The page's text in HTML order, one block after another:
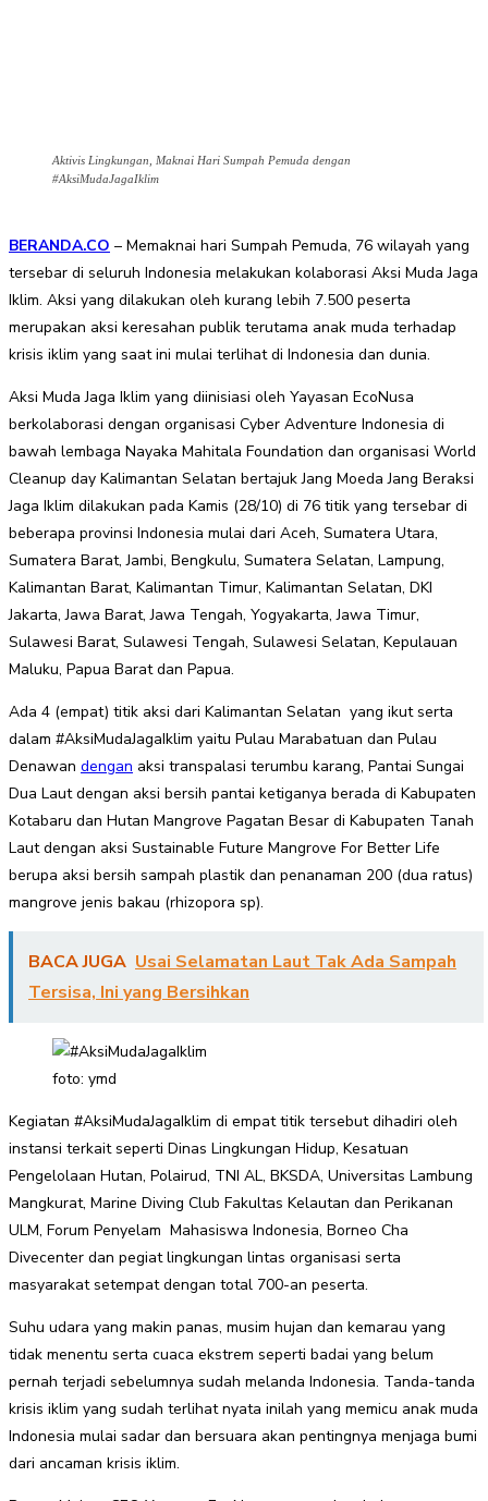
Aktivis Lingkungan, Maknai Hari Sumpah Pemuda dengan
#AksiMudaJagaIklim
BERANDA.CO – Memaknai hari Sumpah Pemuda, 76 wilayah yang
tersebar di seluruh Indonesia melakukan kolaborasi Aksi Muda Jaga
Iklim. Aksi yang dilakukan oleh kurang lebih 7.500 peserta
merupakan aksi keresahan publik terutama anak muda terhadap
krisis iklim yang saat ini mulai terlihat di Indonesia dan dunia.
Aksi Muda Jaga Iklim yang diinisiasi oleh Yayasan EcoNusa
berkolaborasi dengan organisasi Cyber Adventure Indonesia di
bawah lembaga Nayaka Mahitala Foundation dan organisasi World
Cleanup day Kalimantan Selatan bertajuk Jang Moeda Jang Beraksi
Jaga Iklim dilakukan pada Kamis (28/10) di 76 titik yang tersebar di
beberapa provinsi Indonesia mulai dari Aceh, Sumatera Utara,
Sumatera Barat, Jambi, Bengkulu, Sumatera Selatan, Lampung,
Kalimantan Barat, Kalimantan Timur, Kalimantan Selatan, DKI
Jakarta, Jawa Barat, Jawa Tengah, Yogyakarta, Jawa Timur,
Sulawesi Barat, Sulawesi Tengah, Sulawesi Selatan, Kepulauan
Maluku, Papua Barat dan Papua.
Ada 4 (empat) titik aksi dari Kalimantan Selatan yang ikut serta
dalam #AksiMudaJagaIklim yaitu Pulau Marabatuan dan Pulau
Denawan dengan aksi transpalasi terumbu karang, Pantai Sungai
Dua Laut dengan aksi bersih pantai ketiganya berada di Kabupaten
Kotabaru dan Hutan Mangrove Pagatan Besar di Kabupaten Tanah
Laut dengan aksi Sustainable Future Mangrove For Better Life
berupa aksi bersih sampah plastik dan penanaman 200 (dua ratus)
mangrove jenis bakau (rhizopora sp).
BACA JUGA Usai Selamatan Laut Tak Ada Sampah
Tersisa, Ini yang Bersihkan
foto: ymd
Kegiatan #AksiMudaJagaIklim di empat titik tersebut dihadiri oleh
instansi terkait seperti Dinas Lingkungan Hidup, Kesatuan
Pengelolaan Hutan, Polairud, TNI AL, BKSDA, Universitas Lambung
Mangkurat, Marine Diving Club Fakultas Kelautan dan Perikanan
ULM, Forum Penyelam Mahasiswa Indonesia, Borneo Cha
Divecenter dan pegiat lingkungan lintas organisasi serta
masyarakat setempat dengan total 700-an peserta.
Suhu udara yang makin panas, musim hujan dan kemarau yang
tidak menentu serta cuaca ekstrem seperti badai yang belum
pernah terjadi sebelumnya sudah melanda Indonesia. Tanda-tanda
krisis iklim yang sudah terlihat nyata inilah yang memicu anak muda
Indonesia mulai sadar dan bersuara akan pentingnya menjaga bumi
dari ancaman krisis iklim.